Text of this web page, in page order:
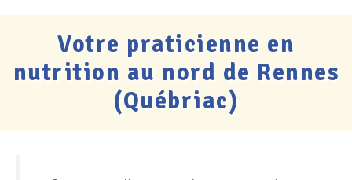
Votre praticienne en
nutrition au nord de Rennes
(Québriac)